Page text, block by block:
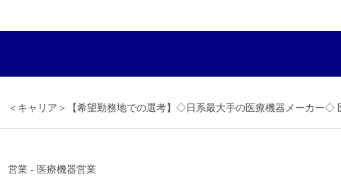
＜キャリア＞【希望勤務地での選考】◇日系最大手の医療機器メーカー◇
営業 - 医療機器営業